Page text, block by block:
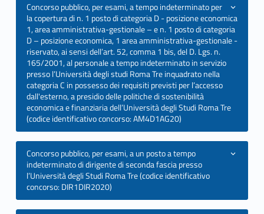
Concorso pubblico, per esami, a tempo indeterminato per
la copertura di n. 1 posto di categoria D - posizione economica
1, area amministrativa-gestionale – e n. 1 posto di categoria
D – posizione economica, 1 area amministrativa-gestionale -
riservato, ai sensi dell’art. 52, comma 1 bis, del D. Lgs. n.
165/2001, al personale a tempo indeterminato in servizio
presso l’Università degli studi Roma Tre inquadrato nella
categoria C in possesso dei requisiti previsti per l’accesso
dall'esterno, a presidio delle politiche di sostenibilità
economica e finanziaria dell’Università degli Studi Roma Tre
(codice identificativo concorso: AM4D1AG20)
Concorso pubblico, per esami, a un posto a tempo
indeterminato di dirigente di seconda fascia presso
l’Università degli Studi Roma Tre (codice identificativo
concorso: DIR1DIR2020)